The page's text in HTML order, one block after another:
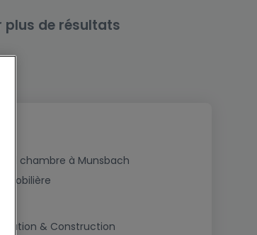
plus de résultats
1 chambre à Munsbach
& Construction